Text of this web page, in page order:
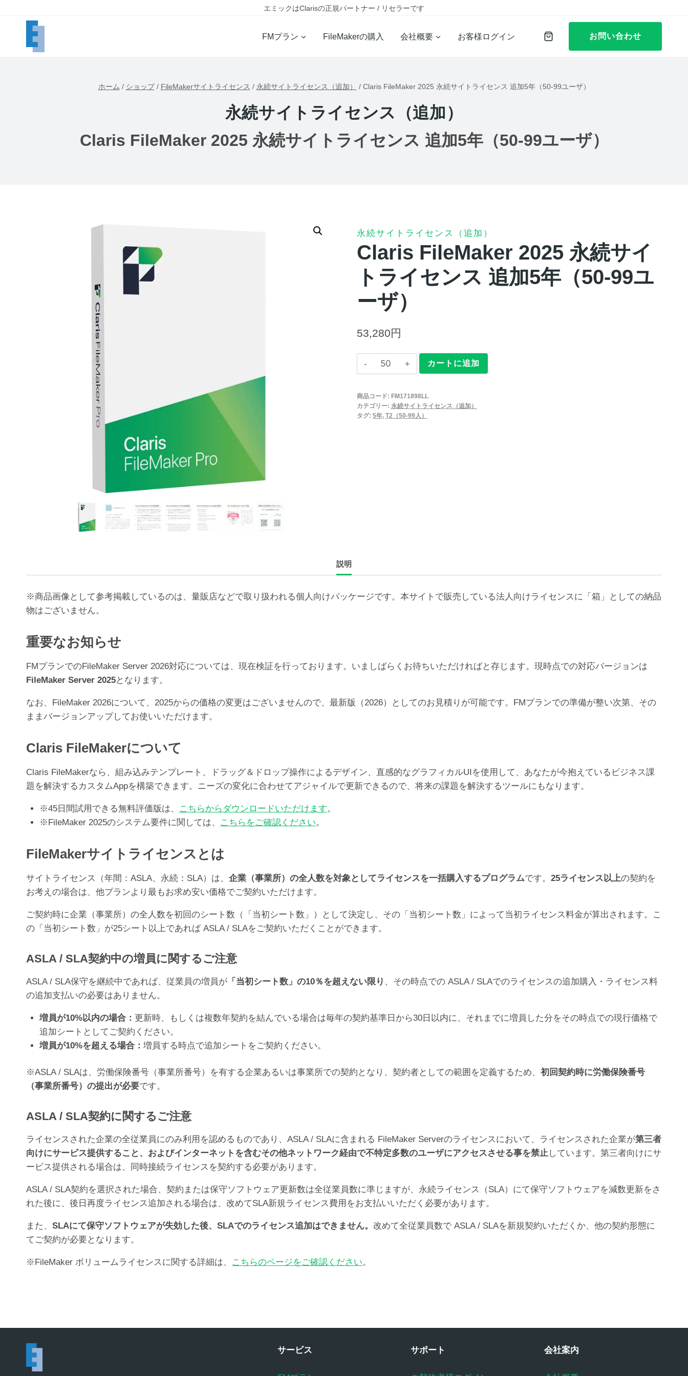
エミックはClarisの正規パートナー / リセラーです
FMプラン FileMakerの購入 会社概要 お客様ログイン お問い合わせ
ホーム / ショップ / FileMakerサイトライセンス / 永続サイトライセンス（追加） / Claris FileMaker 2025 永続サイトライセンス 追加5年（50-99ユーザ）
永続サイトライセンス（追加）
Claris FileMaker 2025 永続サイトライセンス 追加5年（50-99ユーザ）
永続サイトライセンス（追加）
Claris FileMaker 2025 永続サイ
トライセンス 追加5年（50-99ユ
ーザ）
53,280円
Claris
FileMaker
永
続
（50-
個
カートに追加
商品コード: FM171898LL
カテゴリー: 永続サイトライセンス（追加）
タグ: 5年, T2（50-99人）
説明
※商品画像として参考掲載しているのは、量販店などで取り扱われる個人向けパッケージです。本サイトで販売している法人向けライセンスに「箱」としての納品
物はございません。
重要なお知らせ
FMプランでのFileMaker Server 2026対応については、現在検証を行っております。いましばらくお待ちいただければと存じます。現時点での対応バージョンは
FileMaker Server 2025となります。
なお、FileMaker 2026について、2025からの価格の変更はございませんので、最新版（2026）としてのお見積りが可能です。FMプランでの準備が整い次第、その
ままバージョンアップしてお使いいただけます。
Claris FileMakerについて
Claris FileMakerなら、組み込みテンプレート、ドラッグ＆ドロップ操作によるデザイン、直感的なグラフィカルUIを使用して、あなたが今抱えているビジネス課
題を解決するカスタムAppを構築できます。ニーズの変化に合わせてアジャイルで更新できるので、将来の課題を解決するツールにもなります。
※45日間試用できる無料評価版は、 こちらからダウンロードいただけます。
※FileMaker 2025のシステム要件に関しては、
こちらをご確認ください。
FileMakerサイトライセンスとは
サイトライセンス（年間：ASLA、永続：SLA）は、 企業（事業所）の全人数を対象としてライセンスを一括購入するプログラムです。 25ライセンス以上の契約を
お考えの場合は、他プランより最もお求め安い価格でご契約いただけます。
ご契約時に企業（事業所）の全人数を初回のシート数（「当初シート数」）として決定し、その「当初シート数」によって当初ライセンス料金が算出されます。こ
の「当初シート数」が25シート以上であれば ASLA / SLAをご契約いただくことができます。
ASLA / SLA契約中の増員に関するご注意
ASLA / SLA保守を継続中であれば、従業員の増員が 「当初シート数」の10％を超えない限り 、その時点での ASLA / SLAでのライセンスの追加購入・ライセンス料
の追加支払いの必要はありません。
増員が10%以内の場合： 更新時、もしくは複数年契約を結んでいる場合は毎年の契約基準日から30日以内に、それまでに増員した分をその時点での現行価格で
追加シートとしてご契約ください。
増員が10%を超える場合： 増員する時点で追加シートをご契約ください。
※ASLA / SLAは、労働保険番号（事業所番号）を有する企業あるいは事業所での契約となり、契約者としての範囲を定義するため、 初回契約時に労働保険番号
（事業所番号）の提出が必要です。
ASLA / SLA契約に関するご注意
ライセンスされた企業の全従業員にのみ利用を認めるものであり、ASLA / SLAに含まれる FileMaker Serverのライセンスにおいて、ライセンスされた企業が第三者
向けにサービス提供すること、およびインターネットを含むその他ネットワーク経由で不特定多数のユーザにアクセスさせる事を禁止しています。第三者向けにサ
ービス提供される場合は、同時接続ライセンスを契約する必要があります。
ASLA / SLA契約を選択された場合、契約または保守ソフトウェア更新数は全従業員数に準じますが、永続ライセンス（SLA）にて保守ソフトウェアを減数更新をさ
れた後に、後日再度ライセンス追加される場合は、改めてSLA新規ライセンス費用をお支払いいただく必要があります。
また、 SLAにて保守ソフトウェアが失効した後、SLAでのライセンス追加はできません。 改めて全従業員数で ASLA / SLAを新規契約いただくか、他の契約形態に
てご契約が必要となります。
※FileMaker ボリュームライセンスに関する詳細は、 こちらのページをご確認ください。
サービス サポート 会社案内